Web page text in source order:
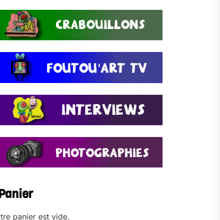
panier est vide.